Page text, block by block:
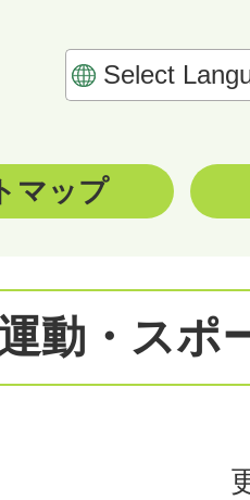
マップ
動・スポ